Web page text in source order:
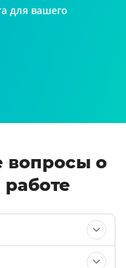
для вашего
вопросы о